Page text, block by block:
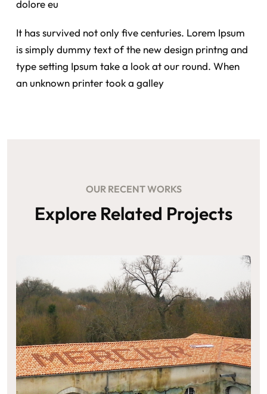
dolore eu
It has survived not only five centuries. Lorem Ipsum
is simply dummy text of the new design printng and
type setting Ipsum take a look at our round. When
an unknown printer took a galley
OUR RECENT WORKS
Explore Related Projects